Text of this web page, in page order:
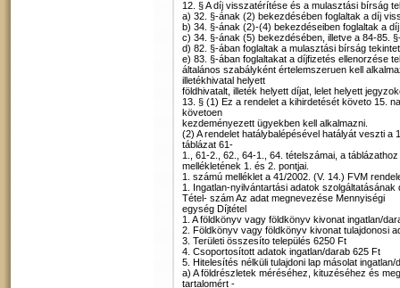
12. § A díj visszatérítése és a mulasztási bírság
a) 32. §-ának (2) bekezdésében foglaltak a díj
b) 34. §-ának (2)-(4) bekezdéseiben foglaltak a
c) 34. §-ának (5) bekezdésében, illetve a 84-85.
d) 82. §-ában foglaltak a mulasztási bírság
e) 83. §-ában foglaltakat a díjfizetés ellenorzése
általános szabályként értelemszeruen kell
illetékhivatal helyett
földhivatalt, illeték helyett díjat, lelet helyett
13. § (1) Ez a rendelet a kihirdetését követo 15.
követoen
kezdeményezett ügyekben kell alkalmazni.
(2) A rendelet hatálybalépésével hatályát veszti a
táblázat 61-
1., 61-2., 62., 64-1., 64. tételszámai, a
mellékletének 1. és 2. pontjai.
1. számú melléklet a 41/2002. (V. 14.) FVM
1. Ingatlan-nyilvántartási adatok szolgáltatásának
Tétel- szám Az adat megnevezése Mennyiségi
egység Díjtétel
1. A földkönyv vagy földkönyv kivonat ingatlan/
2. Földkönyv vagy földkönyv kivonat tulajdonosi
3. Területi összesíto település 6250 Ft
4. Csoportosított adatok ingatlan/darab 625 Ft
5. Hitelesítés nélküli tulajdoni lap másolat ingatlan/
a) A földrészletek méréséhez, kituzéséhez és
tartalomért -